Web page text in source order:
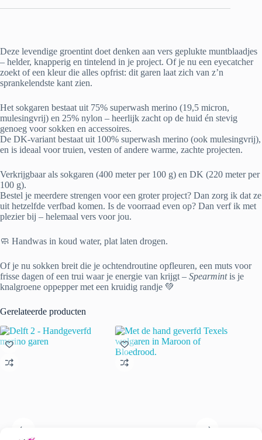
Deze levendige groentint doet denken aan vers geplukte muntblaadjes
– helder, knapperig en tintelend in je project. Of je nu een eyecatcher
zoekt of een kleur die alles opfrist: dit garen laat zich van z’n
sprankelendste kant zien.
Het sokgaren bestaat uit 75% superwash merino (19,5 micron,
mulesingvrij) en 25% nylon – heerlijk zacht op de huid én stevig
genoeg voor sokken en accessoires.
De DK-variant bestaat uit 100% superwash merino (ook mulesingvrij),
en is ideaal voor truien, vesten of andere warme, zachte projecten.
Verkrijgbaar als sokgaren (400 meter per 100 g) en DK (220 meter per
100 g).
Bestel je meerdere strengen voor een groter project? Dan zorg ik dat ze
uit hetzelfde verfbad komen. Is de voorraad even op? Dan verf ik met
plezier bij – helemaal vers voor jou.
🧼 Handwas in koud water, plat laten drogen.
Of je nu sokken breit die je ochtendroutine opfleuren, een muts voor
frisse dagen of een trui waar je energie van krijgt – Spearmintis je
knalgroene oppepper met een kruidig randje 💚
Gerelateerde producten